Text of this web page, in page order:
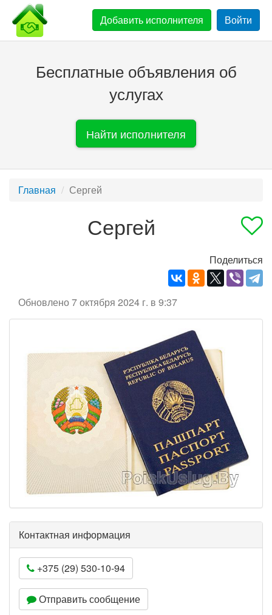
Добавить исполнителя Войти
Бесплатные объявления об
услугах
Найти исполнителя
Главная Сергей
Сергей
Поделиться
Обновлено 7 октября 2024 г. в 9:37
Контактная информация
+375 (29) 530-10-94
Отправить сообщение